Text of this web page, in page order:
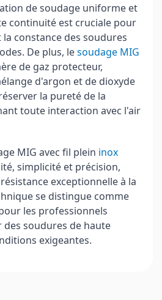
de soudage uniforme et
continuité est cruciale pour
constance des soudures
De plus, lesoudage MIG
de gaz protecteur,
d'argon et de dioxyde
la pureté de la
toute interaction avec l'air
MIG avec fil plein inox
simplicité et précision,
exceptionnelle à la
se distingue comme
les professionnels
des soudures de haute
exigeantes.